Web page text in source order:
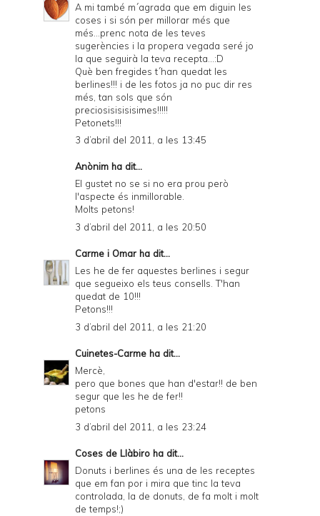
A mi també m´agrada que em diguin les
coses i si són per millorar més que
més...prenc nota de les teves
sugerències i la propera vegada seré jo
la que seguirà la teva recepta...:D
Què ben fregides t´han quedat les
berlines!!! i de les fotos ja no puc dir res
més, tan sols que són
preciosisisisisimes!!!!!
Petonets!!!
3 d’abril del 2011, a les 13:45
Anònim ha dit...
El gustet no se si no era prou però
l'aspecte és inmillorable.
Molts petons!
3 d’abril del 2011, a les 20:50
Carme i Omar ha dit...
Les he de fer aquestes berlines i segur
que segueixo els teus consells. T'han
quedat de 10!!!
Petons!!!
3 d’abril del 2011, a les 21:20
Cuinetes-Carme ha dit...
Mercè,
pero que bones que han d'estar!! de ben
segur que les he de fer!!
petons
3 d’abril del 2011, a les 23:24
Coses de Llàbiro ha dit...
Donuts i berlines és una de les receptes
que em fan por i mira que tinc la teva
controlada, la de donuts, de fa molt i molt
de temps!;)